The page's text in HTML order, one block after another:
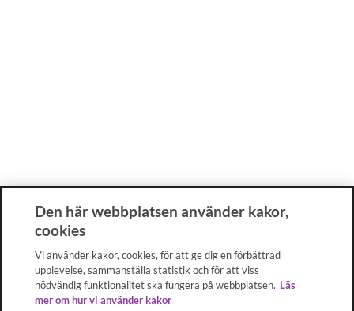
Den här webbplatsen använder kakor,
cookies
Vi använder kakor, cookies, för att ge dig en förbättrad
upplevelse, sammanställa statistik och för att viss
nödvändig funktionalitet ska fungera på webbplatsen. Läs
mer om hur vi använder kakor